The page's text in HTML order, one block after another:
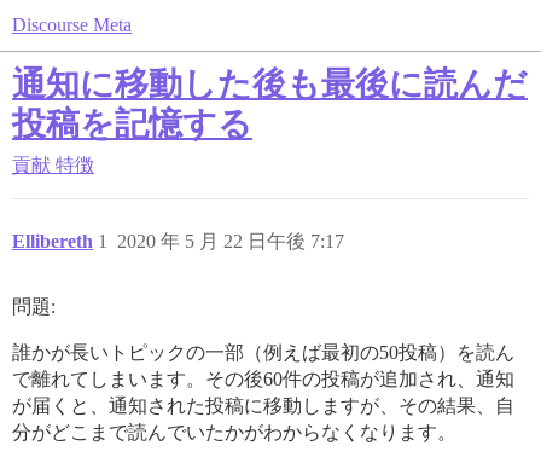
Discourse Meta
通知に移動した後も最後に読んだ
投稿を記憶する
貢献 特徴
Ellibereth 2020 年 5 月 22 日午後 7:17
1
問題:
誰かが長いトピックの一部（例えば最初の50投稿）を読ん
で離れてしまいます。その後60件の投稿が追加され、通知
が届くと、通知された投稿に移動しますが、その結果、自
分がどこまで読んでいたかがわからなくなります。